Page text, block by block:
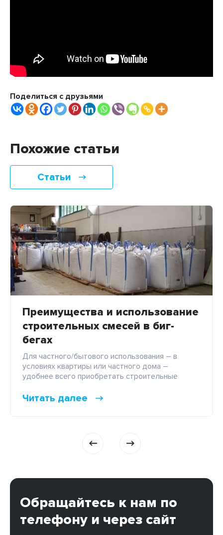
Поделиться с друзьями
Похожие статьи
Статьи
Преимущества и использование
строительных смесей в биг-
бегах
Для частного/бытового использования – в
условиях квартиры или частного дома –
удобнее всего приобретать строительные
мешках по 25-50 кг. Но для масштабных работ,
когда расход материалов измеряется в сотнях и
разгрузку сыпучих смесей, […]
Читать далее
Обращайтесь к нам по
телефону и через сайт